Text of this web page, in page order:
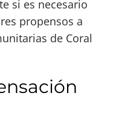
si es necesario
propensos a
de Coral